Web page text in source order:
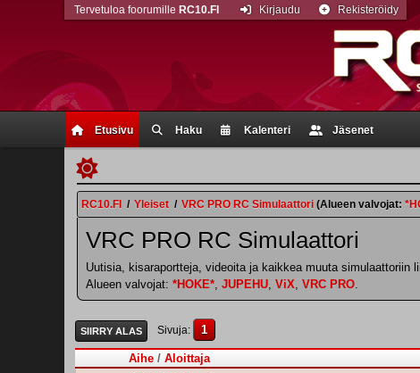
Etusivu Haku Kalenteri Jäsenet
Tervetuloa foorumille RC10.FI Kirjaudu Rekisteröidy
RC10.FI / Yleiset / VRC PRO RC Simulaattori (Alueen valvojat:
VRC PRO RC Simulaattori
Uutisia, kisaraportteja, videoita ja kaikkea muuta simulaattoriin
Alueen valvojat: *HOKE* JUPEHU ViX VRC PRO
SIIRRY ALAS Sivuja 1
Aihe / Aloittaja